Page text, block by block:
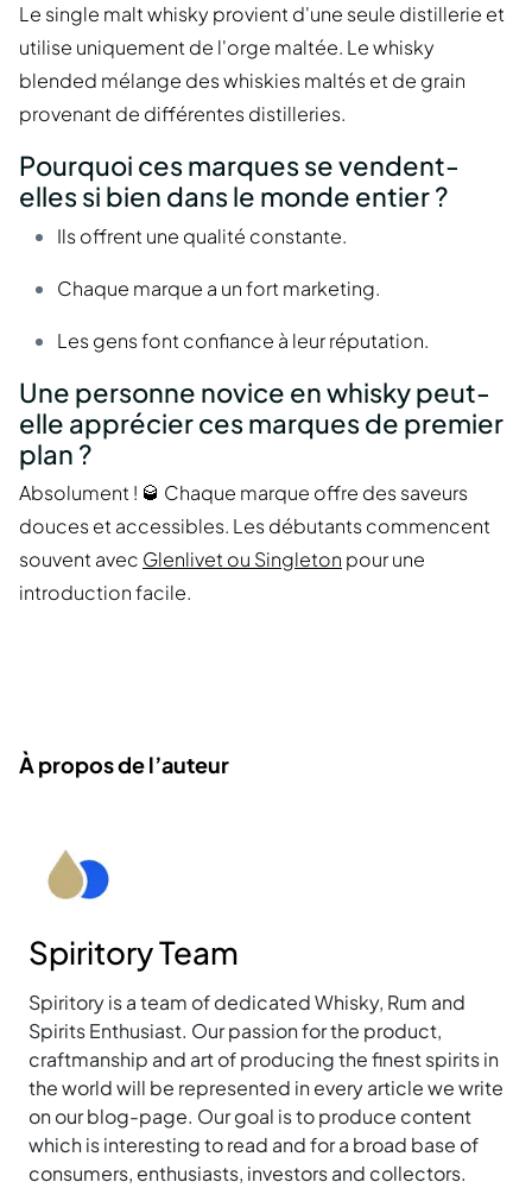
Le single malt whisky provient d'une seule distillerie et
utilise uniquement de l'orge maltée. Le whisky
blended mélange des whiskies maltés et de grain
provenant de différentes distilleries.
Pourquoi ces marques se vendent-
elles si bien dans le monde entier ?
Ils offrent une qualité constante.
Chaque marque a un fort marketing.
Les gens font confiance à leur réputation.
Une personne novice en whisky peut-
elle apprécier ces marques de premier
plan ?
Absolument ! 🥃 Chaque marque offre des saveurs
douces et accessibles. Les débutants commencent
souvent avec Glenlivet ou Singleton pour une
introduction facile.
À propos de l’auteur
Spiritory Team
Spiritory is a team of dedicated Whisky, Rum and
Spirits Enthusiast. Our passion for the product,
craftmanship and art of producing the finest spirits in
the world will be represented in every article we write
on our blog-page. Our goal is to produce content
which is interesting to read and for a broad base of
consumers, enthusiasts, investors and collectors.